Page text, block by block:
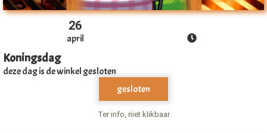
26
april
Koningsdag
deze dag is de winkel gesloten
gesloten
Ter info, niet klikbaar